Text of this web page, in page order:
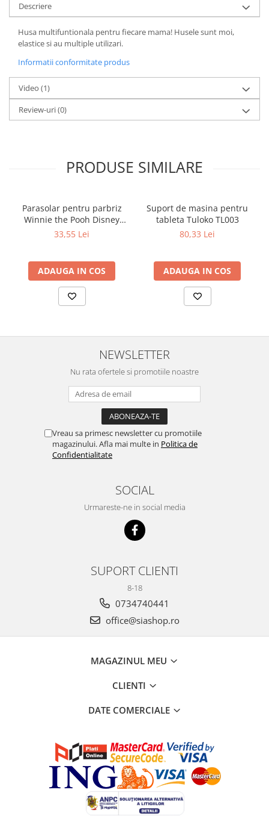
Descriere
Husa multifuntionala pentru fiecare mama! Husele sunt moi,
elastice si au multiple utilizari.
Informatii conformitate produs
Video (1)
Review-uri(0)
PRODUSE SIMILARE
Parasolar pentru parbriz
Winnie the Pooh Disney
Eurasia 26022
33,55 Lei
ADAUGA IN COS
Suport de masina pentru
tableta Tuloko TL003
80,33 Lei
ADAUGA IN COS
NEWSLETTER
Nu rata ofertele si promotiile noastre
Vreau sa primesc newsletter cu promotiile
magazinului. Afla mai multe in Politica de
Confidentialitate
SOCIAL
Urmareste-ne in social media
SUPORT CLIENTI
8-18
0734740441
office@siashop.ro
MAGAZINUL MEU
CLIENTI
DATE COMERCIALE